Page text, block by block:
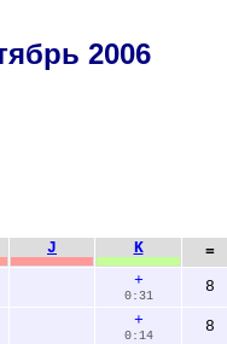
2006
J K =
+
0:31
8
+
0:14
8